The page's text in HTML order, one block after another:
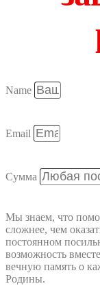
Name
Email
Сумма
Мы знаем, что
сложнее, чем
постоянном
возможность
вечную память о
Родины.